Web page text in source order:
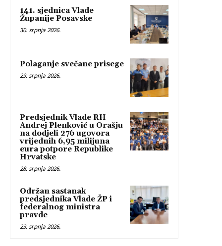
141. sjednica Vlade
Županije Posavske
30. srpnja 2026.
Polaganje svečane prisege
29. srpnja 2026.
Predsjednik Vlade RH
Andrej Plenković u Orašju
na dodjeli 276 ugovora
vrijednih 6,95 milijuna
eura potpore Republike
Hrvatske
28. srpnja 2026.
Održan sastanak
predsjednika Vlade ŽP i
federalnog ministra
pravde
23. srpnja 2026.